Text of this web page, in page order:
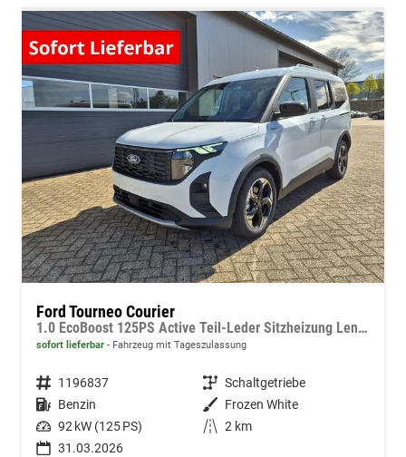
Ford Tourneo Courier
1.0 EcoBoost 125PS Active Teil-Leder Sitzheizung Lenkradheizung Klimaautomatik PDC v+h Rückf.-Kamera ACC TWA Frontscheibe beheizb. Ford-Navi SYNC4 Apple CarPlay + Android Auto
sofort lieferbar Fahrzeug mit Tageszulassung
Fahrzeugnummer 1196837 Getriebe Schaltgetriebe
Kraftstoff Benzin Außenfarbe Frozen White
Leistung 92 kW (125 PS) Kilometerstand 2 km
31.03.2026